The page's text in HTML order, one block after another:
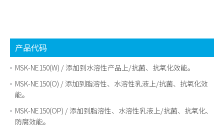
产品代码
MSK-NE150(W) / 添加到水溶性产品上/抗菌、抗氧化效能。
MSK-NE150(O) / 添加到脂溶性、水溶性乳液上/抗菌、抗氧化效
能。
MSK-NE150(OP) / 添加到脂溶性、水溶性乳液上/抗菌、抗氧化、
防腐效能。